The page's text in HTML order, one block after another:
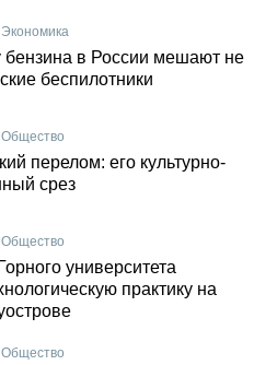
бензина в России мешают не
беспилотники
перелом: его культурно-
срез
университета
практику на